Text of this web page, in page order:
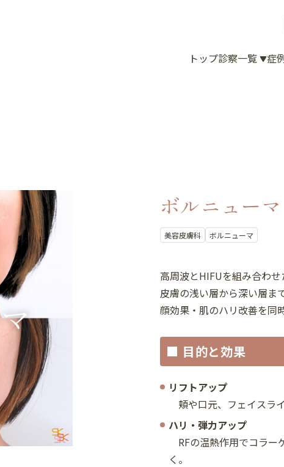
トップ診察一覧 症
ボルニューマ
美容皮膚科 ボルニューマ
高周波とHIFUを組み合わせ
皮膚の浅い層から深い層ま
顔効果・肌のハリ改善を同
■ 目的と効果
リフトアップ
頬や口元、フェイスラ
ハリ・弾力アップ
RFの温熱作用でコラー
く。